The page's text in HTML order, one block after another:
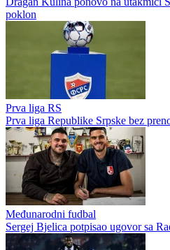
poklon
Prva liga RS
Prva liga Republike Srpske bez
Međunarodni fudbal
Sergej Bjelica potpisao ugovor sa